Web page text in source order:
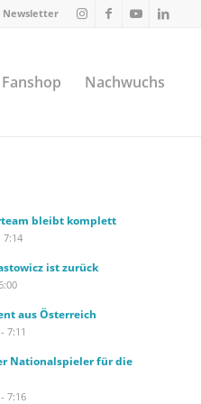
Newsletter
Fanshop Nachwuchs
bleibt komplett
7:14
ist zurück
aus Österreich
7:11
Nationalspieler für die
7:16